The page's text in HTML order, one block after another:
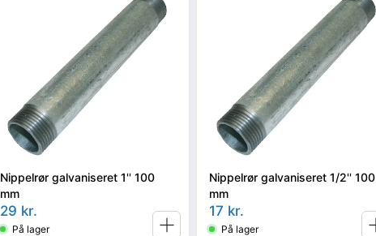
Nippelrør galvaniseret 1'' 100
mm
29 kr.
På lager
Nippelrør galvaniseret 1/2'' 100
mm
17 kr.
På lager